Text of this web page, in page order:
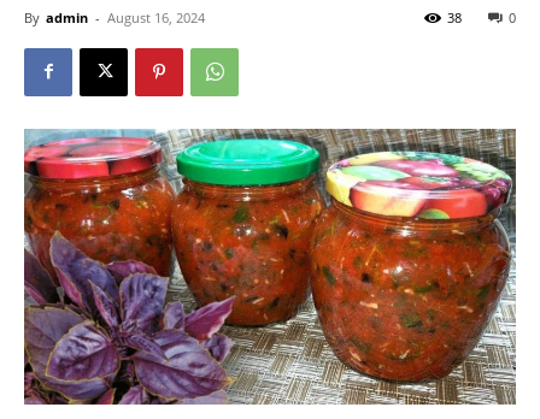
By admin - August 16, 2024 0
38